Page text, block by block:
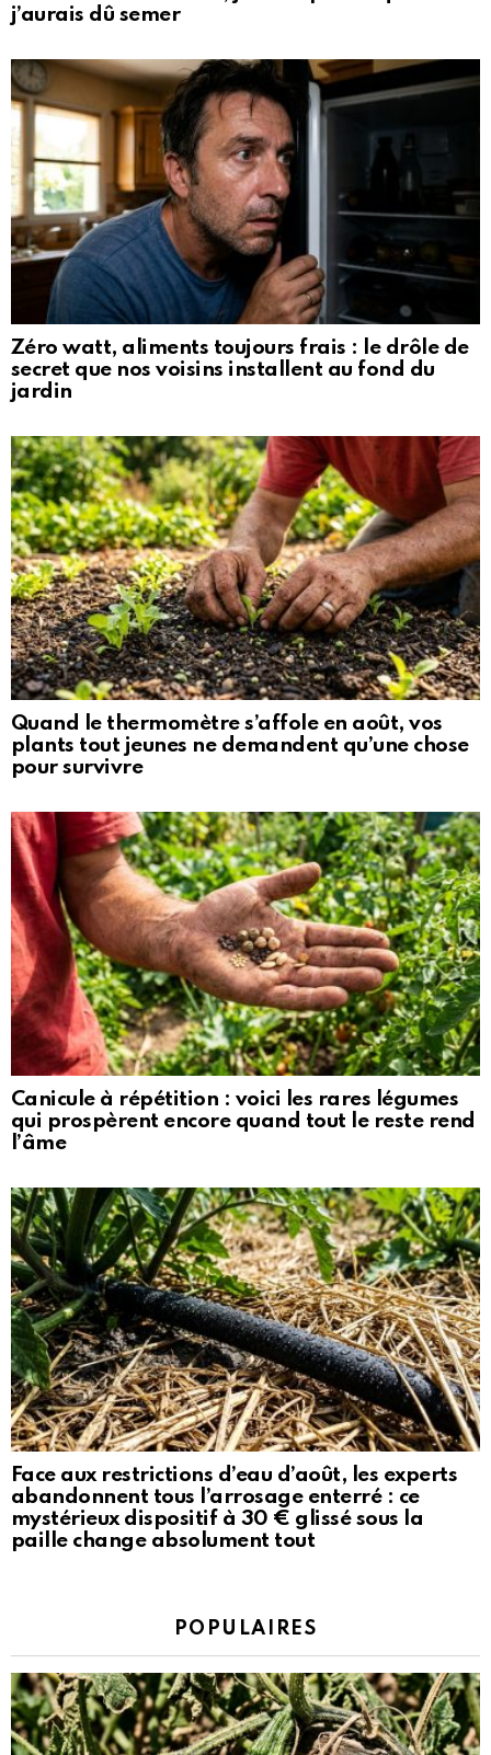
j’aurais dû semer
Zéro watt, aliments toujours frais : le drôle de
secret que nos voisins installent au fond du
jardin
Quand le thermomètre s’affole en août, vos
plants tout jeunes ne demandent qu’une chose
pour survivre
Canicule à répétition : voici les rares légumes
qui prospèrent encore quand tout le reste rend
l’âme
Face aux restrictions d’eau d’août, les experts
abandonnent tous l’arrosage enterré : ce
mystérieux dispositif à 30 € glissé sous la
paille change absolument tout
POPULAIRES